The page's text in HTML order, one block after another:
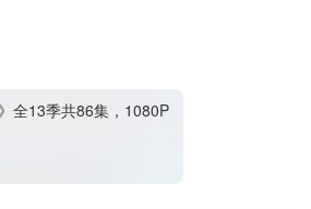
全13季共86集，1080P